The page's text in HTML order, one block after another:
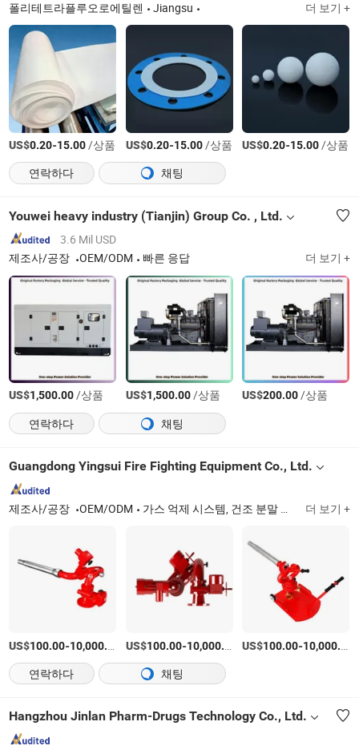
폴리테트라플루오로에틸렌 Jiangsu 더 보기 +
US$0.20-15.00/상품 US$0.20-15.00/상품 US$0.20-15.00/상품
연락하다
채팅
Youwei heavy industry (Tianjin) Group Co. , Ltd.
3.6 Mil USD
제조사/공장
OEM/ODM 빠른 응답 더 보기 +
US$1,500.00/상품 US$1,500.00/상품 US$200.00/상품
연락하다
채팅
Guangdong Yingsui Fire Fighting Equipment Co., Ltd.
제조사/공장 OEM/ODM 가스 억제 시스템, 건조 분말 시스템, 폼 시스템, 소화기, 소화 모니터, 소화전, 경보 밸브 더 보기 +
US$100.00-10,000.00 /상품
US$100.00-10,000.00 /상품
US$100.00-10,000.00
연락하다
채팅
Hangzhou Jinlan Pharm-Drugs Technology Co., Ltd.